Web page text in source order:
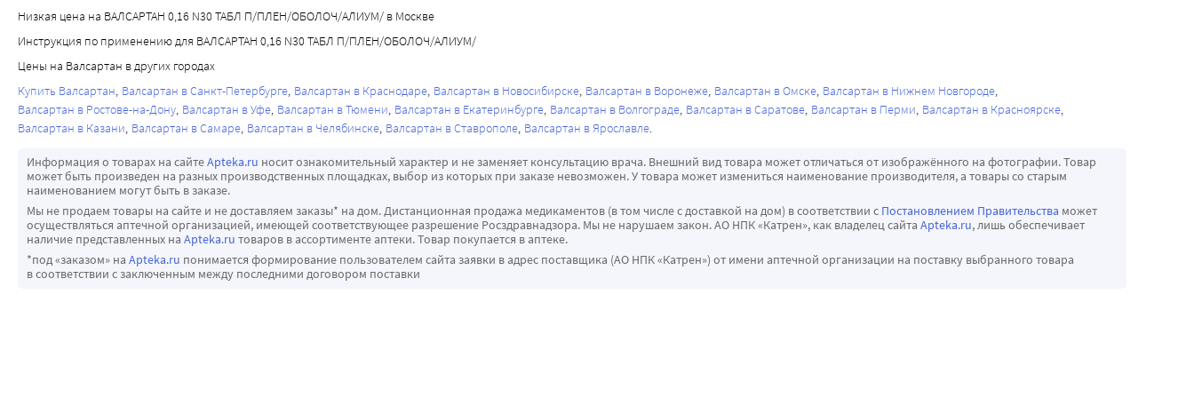
диабетической нефропатией и не рекомендуется у других пациентов.
Двойная блокада РААС посредством одновременного применения ингибитора АПФ, АРА II или алискирена не рекомендована в общей
популяции. Однако, в том случае если комбинированная терапия указанными препаратами является абсолютно необходимой, такое
применение должно осуществляться под тщательным наблюдением врача, с частым контролем показателей АД, функции почек, а
также содержания электролитов плазмы крови.
Влияние на способность управлять транспортными средствами и другими механизмами:
Необходимо соблюдать осторожность при управлении транспортными средствами и занятиях потенциально опасными видами
деятельности, требующими повышенной концентрации внимания и быстроты психомоторных реакций, т. к. возможно развитие
головокружения или слабости на фоне артериальной гипотензии.
нечасто: кашель.
Нарушения со стороны желудочно-кишечного тракта:
нечасто: тошнота, диарея.
Нарушения со стороны печени и желчевыводящих путей:
частота неизвестна: нарушение функции печени, повышение активности "печеночных" трансаминаз в плазме крови.
Нарушения со стороны кожи и подкожных тканей:
нечасто: ангионевротический отек;
частота неизвестна: кожная сыпь, кожный зуд, буллезный дерматит, крапивница.
Нарушения со стороны скелетно-мышечной и соединительной ткани:
редко: рабдомиолиз;
частота неизвестна: миалгия.
Нарушения со стороны почек и мочевыводящих путей:
часто: нарушение функции почек;
У детей и подростков от 6 до 18 лет Валсартан обеспечивает дозозависимое, плавное снижение АД. При применении валсартана
максимальное снижение АД, вне зависимости от принятой внутрь дозы, обычно достигается в течение 2-х недель и поддерживается на
Пациенты с нарушениями функции печени
У пациентов с легкими и умеренными нарушениями функции печени отмечается повышение биодоступности (AUC) валсартана в 2 раза
по сравнению со здоровыми добровольцами. Однако не наблюдается корреляции значений AUC валсартана со степенью нарушения
функции печени. Применение препарата у пациентов с тяжелыми нарушениями функции печени не изучалось.
Пациенты от 6 до 18 лет
Фармакокинетические свойства валсартана у детей и подростков от 6 до 18 лет не отличаются от фармакокинетических свойств
Низкая цена на ВАЛСАРТАН 0,16 N30 ТАБЛ П/ПЛЕН/ОБОЛОЧ/АЛИУМ/ в Москве
Инструкция по применению для ВАЛСАРТАН 0,16 N30 ТАБЛ П/ПЛЕН/ОБОЛОЧ/АЛИУМ/
Цены на Валсартан в других городах
Купить Валсартан Валсартан в Санкт-Петербурге Валсартан в Краснодаре Валсартан в Новосибирске Валсартан в Воронеже Валсартан в Омске Валсартан в Нижнем Новгороде
Валсартан в Ростове-на-Дону Валсартан в Уфе Валсартан в Тюмени Валсартан в Екатеринбурге Валсартан в Волгограде Валсартан в Саратове Валсартан в Перми Валсартан в Красноярске
Валсартан в Казани Валсартан в Самаре Валсартан в Челябинске Валсартан в Ставрополе Валсартан в Ярославле
Информация о товарах на сайтеApteka.ru носит ознакомительный характер и не заменяет консультацию врача. Внешний вид товара может отличаться от изображённого на фотографии. Товар
может быть произведен на разных производственных площадках, выбор из которых при заказе невозможен. У товара может измениться наименование производителя, а товары со старым
наименованием могут быть в заказе.
Мы не продаем товары на сайте и не доставляем заказы* на дом. Дистанционная продажа медикаментов (в том числе с доставкой на дом) в соответствии с Постановлением Правительства может
осуществляться аптечной организацией, имеющей соответствующее разрешение Росздравнадзора. Мы не нарушаем закон. АО НПК «Катрен», как владелец сайта Apteka.ru, лишь обеспечивает
наличие представленных на Apteka.ru товаров в ассортименте аптеки. Товар покупается в аптеке.
*под «заказом» на Apteka.ru понимается формирование пользователем сайта заявки в адрес поставщика (АО НПК «Катрен») от имени аптечной организации на поставку выбранного товара
в соответствии с заключенным между последними договором поставки